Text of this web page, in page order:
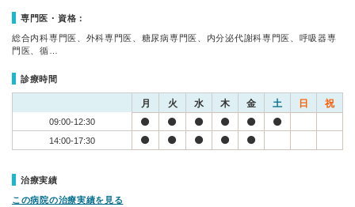
専門医・資格：
総合内科専門医、外科専門医、糖尿病専門医、内分泌代謝科専門医、呼吸器専
門医、循…
診療時間
月 火 水 木 金 土 日 祝
09:00-12:30
14:00-17:30
治療実績
この病院の治療実績を見る